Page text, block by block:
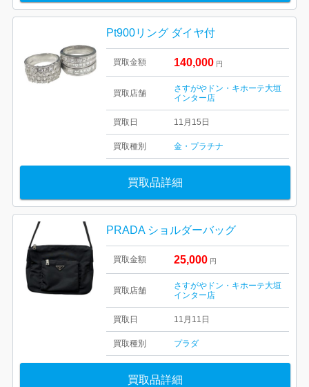
Pt900リング ダイヤ付
買取金額 140,000 円
買取店舗
さすがやドン・キホーテ大垣
インター店
買取日 11月15日
買取種別 金・プラチナ
買取品詳細
PRADA ショルダーバッグ
買取金額 25,000 円
買取店舗
さすがやドン・キホーテ大垣
インター店
買取日 11月11日
買取種別 プラダ
買取品詳細